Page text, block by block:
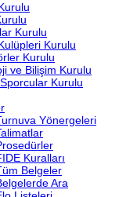
Kurulu
Kurulu
Kurulu
ve Bilişim Kurulu
Kurulu
Yönergeleri
Kuralları
Belgeler
Ara